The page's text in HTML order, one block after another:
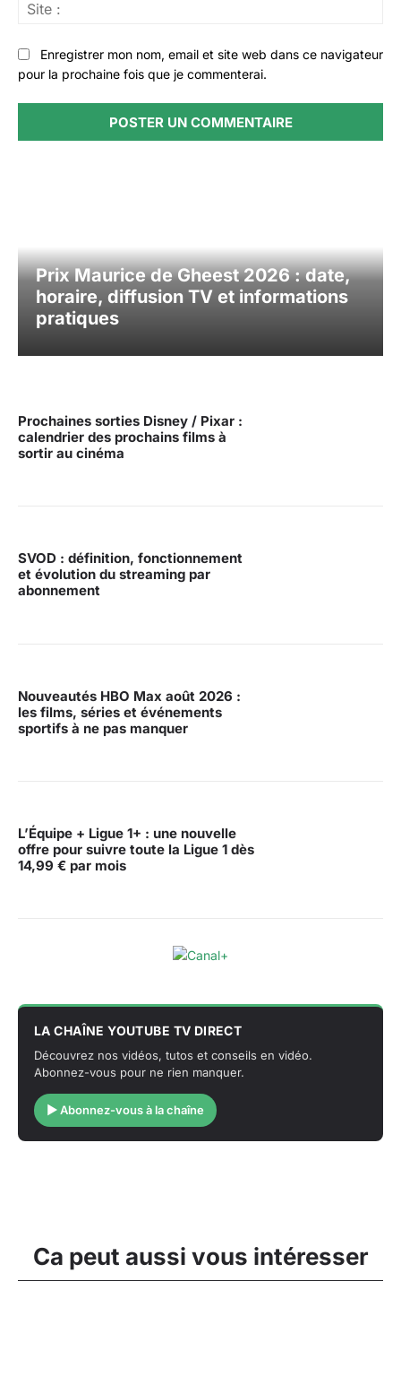
Enregistrer mon nom, email et site web dans ce navigateur
pour la prochaine fois que je commenterai.
Prix Maurice de Gheest 2026 : date,
horaire, diffusion TV et informations
pratiques
Prochaines sorties Disney / Pixar :
calendrier des prochains films à
sortir au cinéma
SVOD : définition, fonctionnement
et évolution du streaming par
abonnement
Nouveautés HBO Max août 2026 :
les films, séries et événements
sportifs à ne pas manquer
L’Équipe + Ligue 1+ : une nouvelle
offre pour suivre toute la Ligue 1 dès
14,99 € par mois
LA CHAÎNE YOUTUBE TV DIRECT
Découvrez nos vidéos, tutos et conseils en vidéo.
Abonnez-vous pour ne rien manquer.
▶ Abonnez-vous à la chaîne
Ca peut aussi vous intéresser